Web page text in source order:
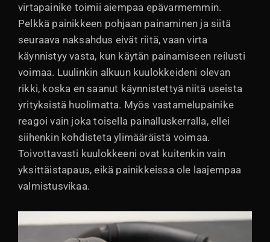
virtapainike toimii aiempaa epävarmemmin.
Pelkkä painikkeen pohjaan painaminen ja siitä
seuraava naksahdus eivät riitä, vaan virta
käynnistyy vasta, kun käytän painamiseen reilusti
voimaa. Luulinkin alkuun kuulokkeideni olevan
rikki, koska en saanut käynnistettyä niitä useista
yrityksistä huolimatta. Myös vastamelupainike
reagoi vain joka toisella painalluskerralla, ellei
siihenkin kohdisteta ylimääräistä voimaa.
Toivottavasti kuulokkeeni ovat kuitenkin vain
yksittäistapaus, eikä painikkeissa ole laajempaa
valmistusvikaa.